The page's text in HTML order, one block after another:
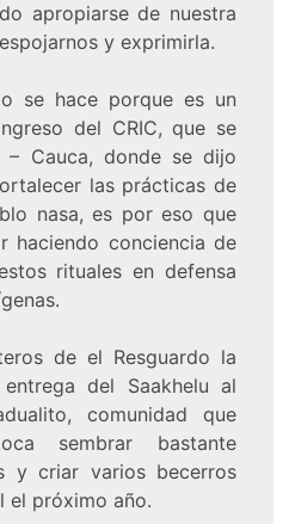
apropiarse de nuestra
y exprimirla.
se hace porque es un
del CRIC, que se
– Cauca, donde se dijo
las prácticas de
nasa, es por eso que
haciendo conciencia de
rituales en defensa
de el Resguardo la
del Saakhelu al
comunidad que
sembrar bastante
y criar varios becerros
el próximo año.